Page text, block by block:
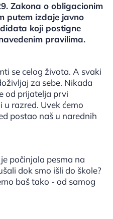
Zakona o obligacionim
putem izdaje javno
koji postigne
pravilima.
se celog života. A svaki
za sebe. Nikada
od prijatelja prvi
razred. Uvek ćemo
postao naš u narednih
počinjala pesma na
dok smo išli do škole?
baš tako - od samog